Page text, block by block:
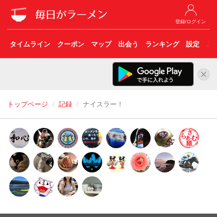
登録/ログイン
タイムライン クーポン マップ 出会う ランキング 設定 こ
トップページ 記録 ナイスラー！